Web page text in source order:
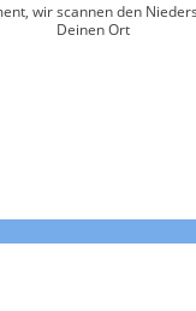
wir scannen den
Deinen Ort